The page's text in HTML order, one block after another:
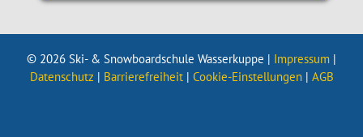
© 2026 Ski- & Snowboardschule Wasserkuppe | Impressum |
Datenschutz | Barrierefreiheit| Cookie-Einstellungen| AGB